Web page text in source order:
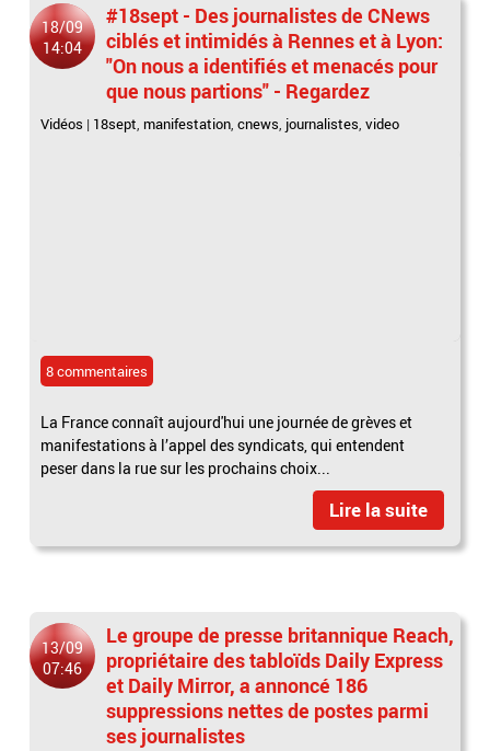
18/09
14:04
#18sept - Des journalistes de CNews
ciblés et intimidés à Rennes et à Lyon:
"On nous a identifiés et menacés pour
que nous partions" - Regardez
Vidéos | 18sept manifestation ,cnews journalistes ,video
8 commentaires
La France connaît aujourd'hui une journée de grèves et
manifestations à l’appel des syndicats, qui entendent
peser dans la rue sur les prochains choix...
Lire la suite
13/09
07:46
Le groupe de presse britannique Reach,
propriétaire des tabloïds Daily Express
et Daily Mirror, a annoncé 186
suppressions nettes de postes parmi
ses journalistes